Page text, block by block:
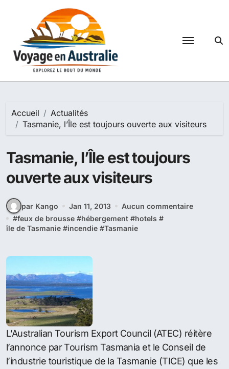
Accueil
Actualités
Tasmanie, l’Île est toujours ouverte aux visiteurs
Tasmanie, l’Île est toujours
ouverte aux visiteurs
par Kango Jan 11, 2013
Aucun commentaire
#feux de brousse #hébergement #hotels #
île de Tasmanie #incendie #Tasmanie
L’Australian Tourism Export Council (ATEC) réitère
l’annonce par Tourism Tasmania et le Conseil de
l’industrie touristique de la Tasmanie (TICE) que les